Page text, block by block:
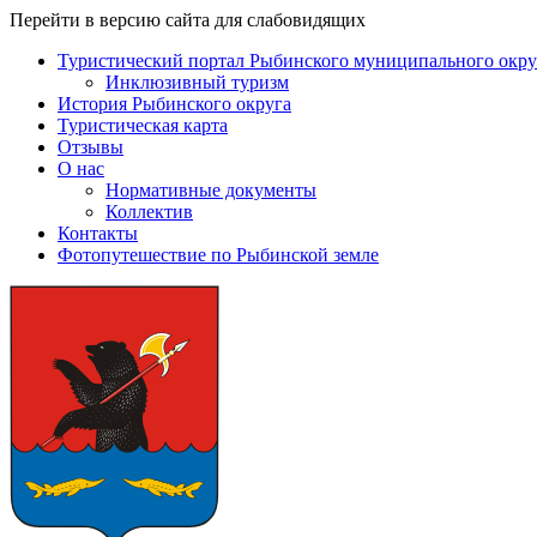
Перейти в версию сайта для слабовидящих
Туристический портал Рыбинского муниципального
Инклюзивный туризм
История Рыбинского округа
Туристическая карта
Отзывы
О нас
Нормативные документы
Коллектив
Контакты
Фотопутешествие по Рыбинской земле